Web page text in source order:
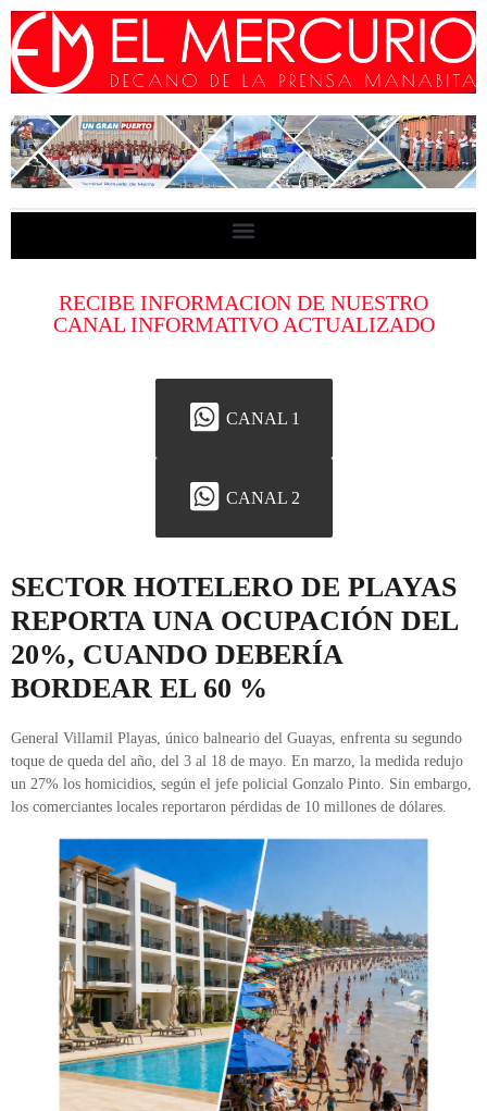
RECIBE INFORMACION DE NUESTRO
CANAL INFORMATIVO ACTUALIZADO
CANAL 1
CANAL 2
SECTOR HOTELERO DE PLAYAS
REPORTA UNA OCUPACIÓN DEL
20%, CUANDO DEBERÍA
BORDEAR EL 60 %
General Villamil Playas, único balneario del Guayas, enfrenta su segundo
toque de queda del año, del 3 al 18 de mayo. En marzo, la medida redujo
un 27% los homicidios, según el jefe policial Gonzalo Pinto. Sin embargo,
los comerciantes locales reportaron pérdidas de 10 millones de dólares.